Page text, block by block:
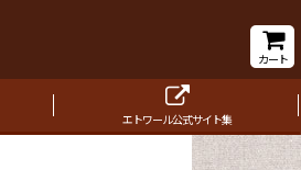
カート
エトワール公式サイト集